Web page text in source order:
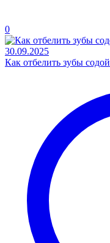
0
30.09.2025
Как отбелить зубы содой